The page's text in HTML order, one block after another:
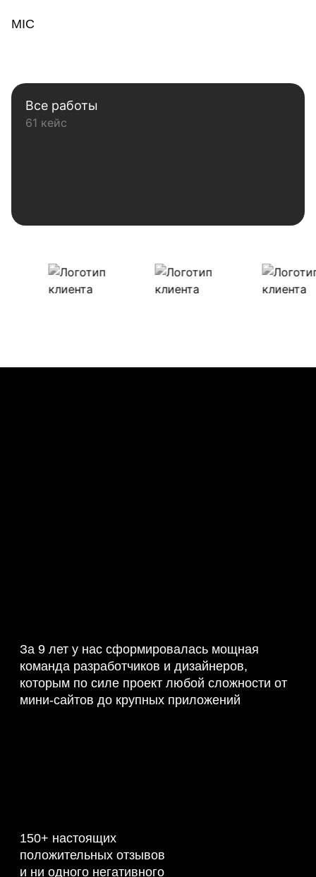
MIC
Все работы
61 кейс
Наши клиенты
За 9 лет у нас сформировалась мощная
команда разработчиков и дизайнеров,
которым по силе проект любой сложности от
мини-сайтов до крупных приложений
150+ настоящих
положительных отзывов
и ни одного негативного